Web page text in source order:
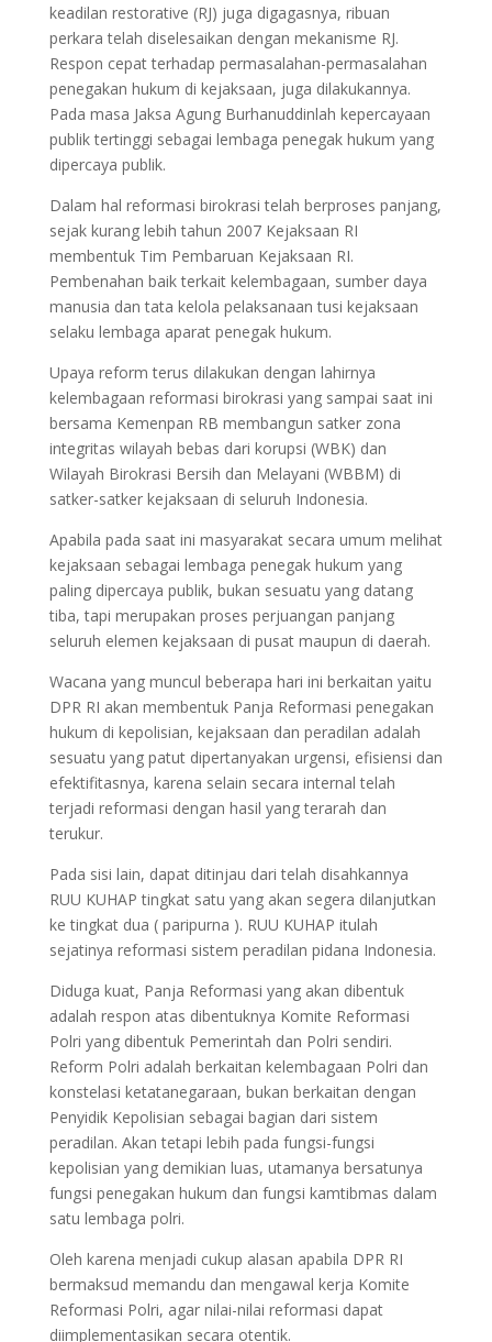
keadilan restorative (RJ) juga digagasnya, ribuan
perkara telah diselesaikan dengan mekanisme RJ.
Respon cepat terhadap permasalahan-permasalahan
penegakan hukum di kejaksaan, juga dilakukannya.
Pada masa Jaksa Agung Burhanuddinlah kepercayaan
publik tertinggi sebagai lembaga penegak hukum yang
dipercaya publik.
Dalam hal reformasi birokrasi telah berproses panjang,
sejak kurang lebih tahun 2007 Kejaksaan RI
membentuk Tim Pembaruan Kejaksaan RI.
Pembenahan baik terkait kelembagaan, sumber daya
manusia dan tata kelola pelaksanaan tusi kejaksaan
selaku lembaga aparat penegak hukum.
Upaya reform terus dilakukan dengan lahirnya
kelembagaan reformasi birokrasi yang sampai saat ini
bersama Kemenpan RB membangun satker zona
integritas wilayah bebas dari korupsi (WBK) dan
Wilayah Birokrasi Bersih dan Melayani (WBBM) di
satker-satker kejaksaan di seluruh Indonesia.
Apabila pada saat ini masyarakat secara umum melihat
kejaksaan sebagai lembaga penegak hukum yang
paling dipercaya publik, bukan sesuatu yang datang
tiba, tapi merupakan proses perjuangan panjang
seluruh elemen kejaksaan di pusat maupun di daerah.
Wacana yang muncul beberapa hari ini berkaitan yaitu
DPR RI akan membentuk Panja Reformasi penegakan
hukum di kepolisian, kejaksaan dan peradilan adalah
sesuatu yang patut dipertanyakan urgensi, efisiensi dan
efektifitasnya, karena selain secara internal telah
terjadi reformasi dengan hasil yang terarah dan
terukur.
Pada sisi lain, dapat ditinjau dari telah disahkannya
RUU KUHAP tingkat satu yang akan segera dilanjutkan
ke tingkat dua ( paripurna ). RUU KUHAP itulah
sejatinya reformasi sistem peradilan pidana Indonesia.
Diduga kuat, Panja Reformasi yang akan dibentuk
adalah respon atas dibentuknya Komite Reformasi
Polri yang dibentuk Pemerintah dan Polri sendiri.
Reform Polri adalah berkaitan kelembagaan Polri dan
konstelasi ketatanegaraan, bukan berkaitan dengan
Penyidik Kepolisian sebagai bagian dari sistem
peradilan. Akan tetapi lebih pada fungsi-fungsi
kepolisian yang demikian luas, utamanya bersatunya
fungsi penegakan hukum dan fungsi kamtibmas dalam
satu lembaga polri.
Oleh karena menjadi cukup alasan apabila DPR RI
bermaksud memandu dan mengawal kerja Komite
Reformasi Polri, agar nilai-nilai reformasi dapat
diimplementasikan secara otentik.